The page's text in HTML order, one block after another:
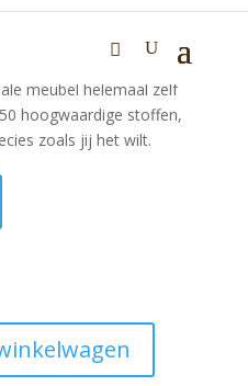
dan wat je hier ziet?In
meubel helemaal zelf
hoogwaardige stoffen,
zoals jij het wilt.